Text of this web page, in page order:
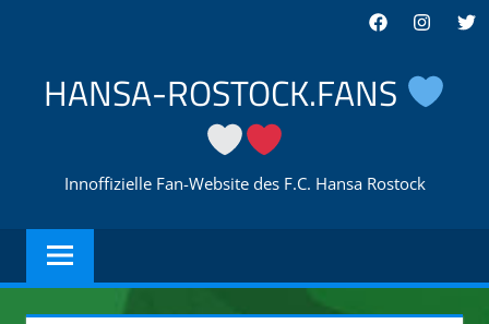
springen
Facebook
HANSA-ROSTOCK.FANS
Innoffizielle Fan-Website des F.C. Hansa Rostock